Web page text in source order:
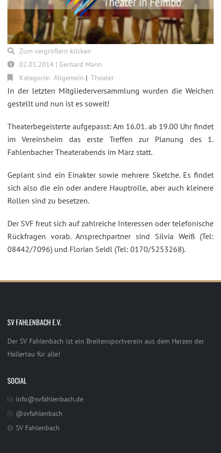
In der letzten Mitgliederversammlung wurden die Weichen
gestellt und nun ist es soweit!
Theaterbegeisterte aufgepasst: Am 16.01. ab 19.00 Uhr findet
im Vereinsheim das erste Treffen zur Planung des 1.
Fahlenbacher Theaterabends im März statt.
Geplant sind ein Einakter sowie mehrere Sketche. Es findet
sich also die ein oder andere Hauptrolle, aber auch kleinere
Rollen sind zu besetzen.
Der SVF freut sich auf zahlreiche Interessen oder telefonische
Rückfragen vorab. Ansprechpartner sind Silvia Weiß (Tel:
08442/7096) und Florian Seidl (Tel: 0170/5253268).
Zum vergrößern klicken
02.01.2014 | Gerhard Mann
Kategorie: Allgemein Theater
SV FAHLENBACH E.V.
Der SV Fahlenbach ist ein Breitensportverein aus dem Herzen der
Hallertau für alle!
SOCIAL
info@svfahlenbach.de
@svfahlenbach
SV Fahlenbach